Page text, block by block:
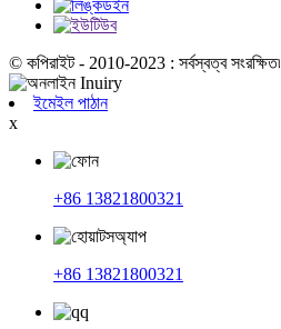
© কপিরাইট - 2010-2023 : সর্বস্বত্ব সংরক্ষিত৷
ইমেইল পাঠান
x
+86 13821800321
+86 13821800321